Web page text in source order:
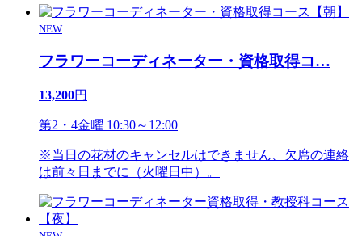
NEW
フラワーコーディネーター・資格取得コ…
13,200円
第2・4金曜 10:30～12:00
※当日の花材のキャンセルはできません、欠席の連絡
は前々日までに（火曜日中）。